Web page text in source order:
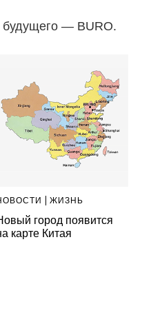
будущего — BURO.
ЖИЗНЬ
город появится
карте Китая